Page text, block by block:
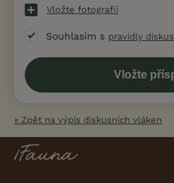
Vložte fotografii
Souhlasím s pravidly
« Zpět na výpis diskusních vláken